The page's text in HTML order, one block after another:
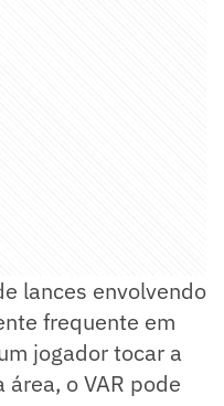
lances envolvendo
frequente em
jogador tocar a
o VAR pode